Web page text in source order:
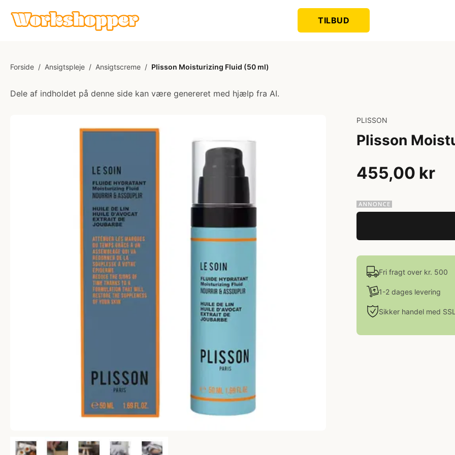
TILBUD
Forside / Ansigtspleje / Ansigtscreme / Plisson Moisturizing Fluid (50 ml)
Dele af indholdet på denne side kan være genereret med hjælp fra AI.
PLISSON
Plisson
455,00 kr
Fri fragt over kr. 500
1-2 dages levering
Sikker handel med